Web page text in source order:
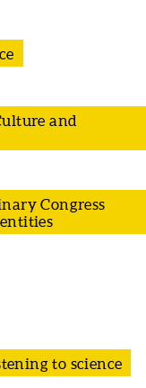
and
Congress
to science